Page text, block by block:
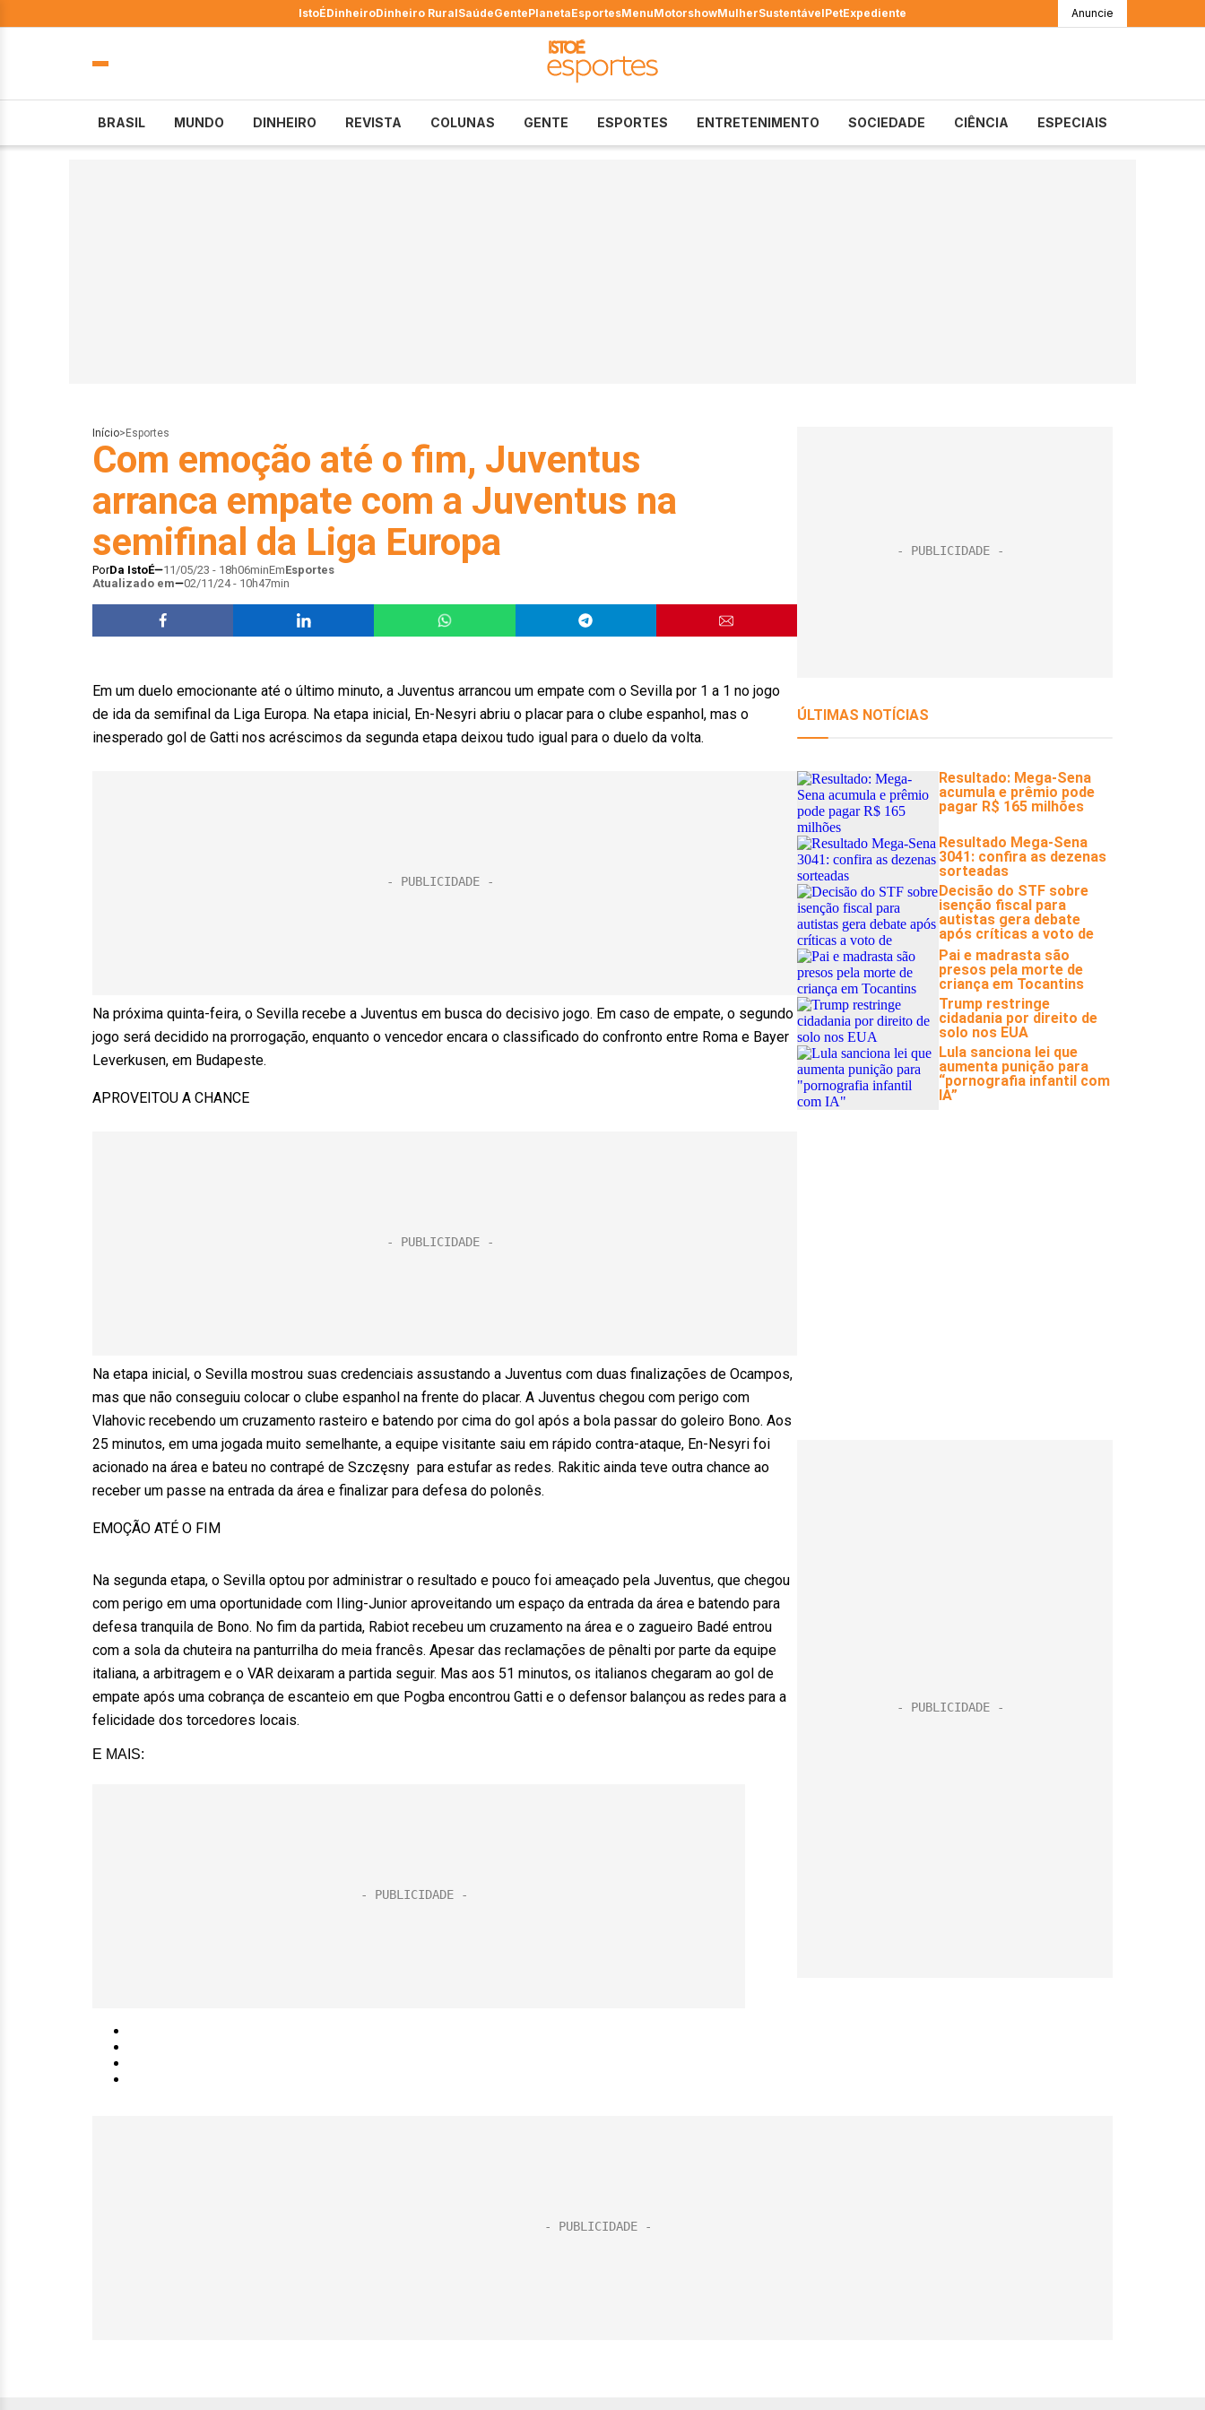
IstoÉDinheiroDinheiro RuralSaúdeGentePlanetaEsportesMenuMotorshowMulherSustentávelPetExpediente Anuncie
BRASIL MUNDO DINHEIRO REVISTA COLUNAS GENTE ESPORTES ENTRETENIMENTO SOCIEDADE CIÊNCIA ESPECIAIS
Início> Esportes
Com emoção até o fim, Juventus
arranca empate com a Juventus na
semifinal da Liga Europa
PorDa IstoÉ 11/05/23 - 18h06minEmEsportes
Atualizado em
02/11/24 - 10h47min
Em um duelo emocionante até o último minuto, a Juventus arrancou um empate com o Sevilla por 1 a 1 no jogo
de ida da semifinal da Liga Europa. Na etapa inicial, En-Nesyri abriu o placar para o clube espanhol, mas o
inesperado gol de Gatti nos acréscimos da segunda etapa deixou tudo igual para o duelo da volta.
Na próxima quinta-feira, o Sevilla recebe a Juventus em busca do decisivo jogo. Em caso de empate, o segundo
jogo será decidido na prorrogação, enquanto o vencedor encara o classificado do confronto entre Roma e Bayer
Leverkusen, em Budapeste.
APROVEITOU A CHANCE
Na etapa inicial, o Sevilla mostrou suas credenciais assustando a Juventus com duas finalizações de Ocampos,
mas que não conseguiu colocar o clube espanhol na frente do placar. A Juventus chegou com perigo com
Vlahovic recebendo um cruzamento rasteiro e batendo por cima do gol após a bola passar do goleiro Bono. Aos
25 minutos, em uma jogada muito semelhante, a equipe visitante saiu em rápido contra-ataque, En-Nesyri foi
acionado na área e bateu no contrapé de Szczęsny para estufar as redes. Rakitic ainda teve outra chance ao
receber um passe na entrada da área e finalizar para defesa do polonês.
EMOÇÃO ATÉ O FIM
Na segunda etapa, o Sevilla optou por administrar o resultado e pouco foi ameaçado pela Juventus, que chegou
com perigo em uma oportunidade com Iling-Junior aproveitando um espaço da entrada da área e batendo para
defesa tranquila de Bono. No fim da partida, Rabiot recebeu um cruzamento na área e o zagueiro Badé entrou
com a sola da chuteira na panturrilha do meia francês. Apesar das reclamações de pênalti por parte da equipe
italiana, a arbitragem e o VAR deixaram a partida seguir. Mas aos 51 minutos, os italianos chegaram ao gol de
empate após uma cobrança de escanteio em que Pogba encontrou Gatti e o defensor balançou as redes para a
felicidade dos torcedores locais.
E MAIS: